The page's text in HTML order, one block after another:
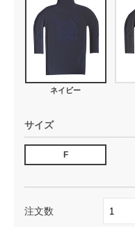
ネイビー
サイズ
F
注文数